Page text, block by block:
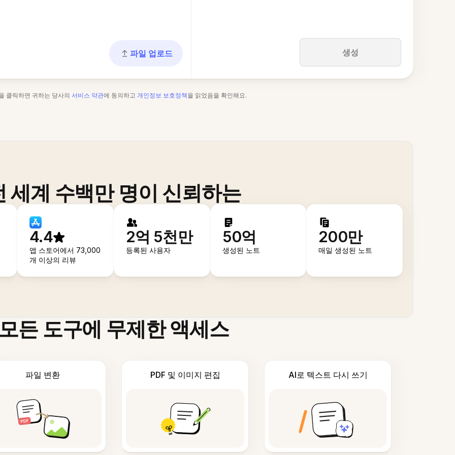
파일 업로드 생성
클릭하면 귀하는 당사의 서비스 약관에 동의하고 개인정보 보호정책을 읽었음을 확인해요.
세계 수백만 명이 신뢰하는
4.4
앱 스토어에서 73,000
개 이상의 리뷰
2억 5천만
등록된 사용자
50억
생성된 노트
200만
매일 생성된 노트
든 도구에 무제한 액세스
파일 변환 PDF 및 이미지 편집 AI로 텍스트 다시 쓰기